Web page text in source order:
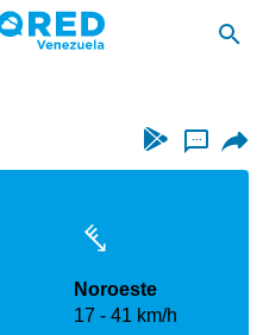
...
Noroeste
17
41 km/h